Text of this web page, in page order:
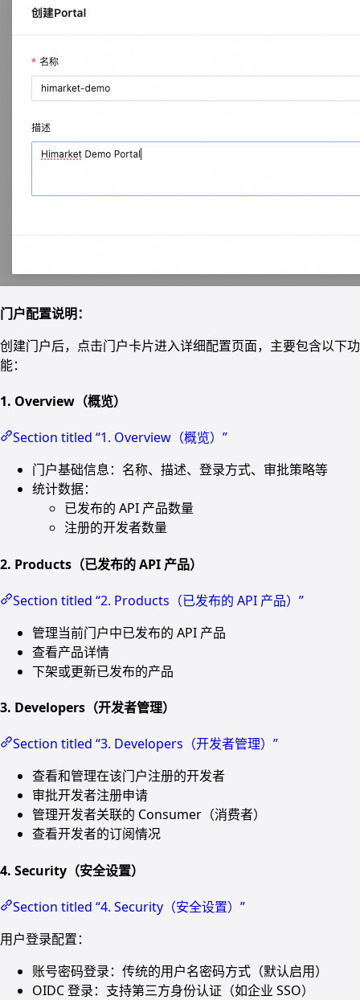
门户配置说明：
创建门户后，点击门户卡片进入详细配置页面，主要包含以下功
能：
1. Overview（概览）
Section titled “1. Overview（概览）”
门户基础信息：名称、描述、登录方式、审批策略等
统计数据：
已发布的 API 产品数量
注册的开发者数量
2. Products（已发布的 API 产品）
Section titled “2. Products（已发布的 API 产品）”
管理当前门户中已发布的 API 产品
查看产品详情
下架或更新已发布的产品
3. Developers（开发者管理）
Section titled “3. Developers（开发者管理）”
查看和管理在该门户注册的开发者
审批开发者注册申请
管理开发者关联的 Consumer（消费者）
查看开发者的订阅情况
4. Security（安全设置）
Section titled “4. Security（安全设置）”
用户登录配置：
账号密码登录：传统的用户名密码方式（默认启用）
OIDC 登录：支持第三方身份认证（如企业 SSO）